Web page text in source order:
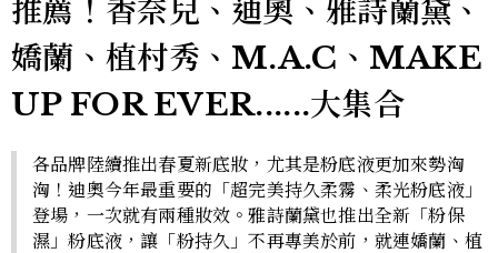
推薦！香奈兒、迪奧、雅詩蘭黛、
嬌蘭、植村秀、M.A.C、MAKE
UP FOR EVER......大集合
各品牌陸續推出春夏新底妝，尤其是粉底液更加來勢洶
洶！迪奧今年最重要的「超完美持久柔霧、柔光粉底液」
登場，一次就有兩種妝效。雅詩蘭黛也推出全新「粉保
濕」粉底液，讓「粉持久」不再專美於前，就連嬌蘭、植